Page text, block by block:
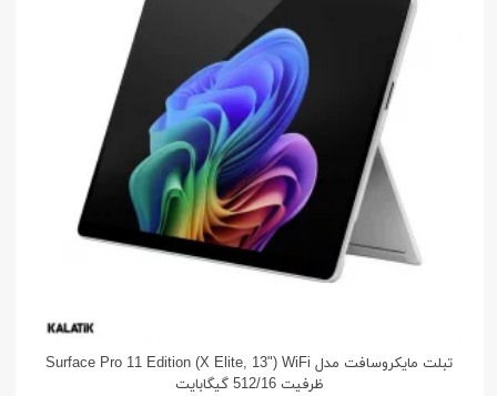
تبلت مایکروسافت مدل Surface Pro 11 Edition (X Elite, 13") WiFi
ظرفیت 512/16 گیگابایت